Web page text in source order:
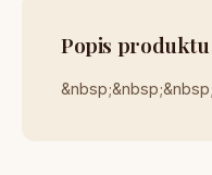
Popis produktu